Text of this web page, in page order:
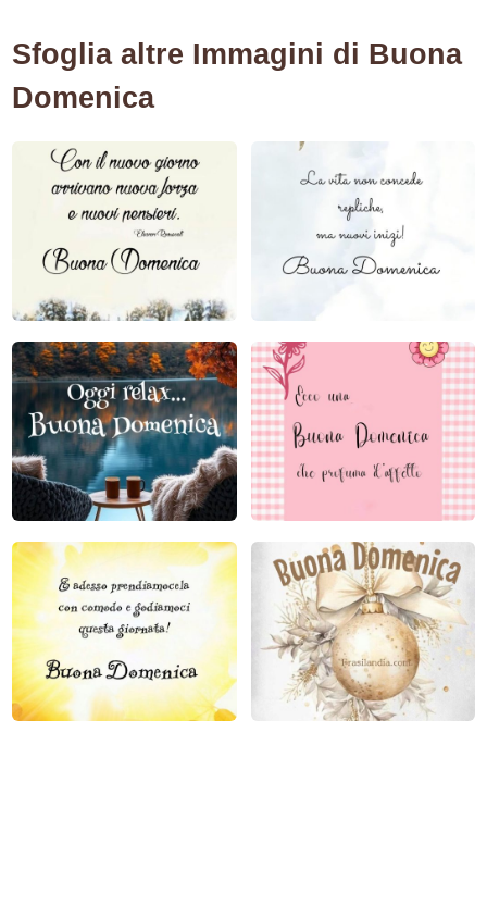
Sfoglia altre Immagini di Buona
Domenica